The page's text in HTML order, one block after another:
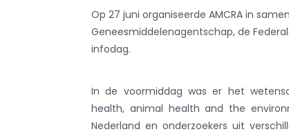
Op 27 juni organiseerde AMCRA in
Geneesmiddelenagentschap, de
infodag.
In de voormiddag was er het
health, animal health and the
Nederland en onderzoekers uit